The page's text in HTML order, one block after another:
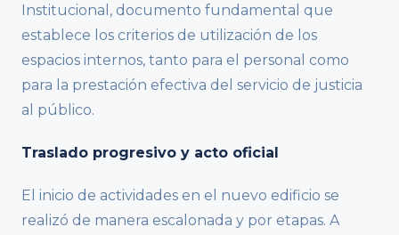
Institucional, documento fundamental que
establece los criterios de utilización de los
espacios internos, tanto para el personal como
para la prestación efectiva del servicio de justicia
al público.
Traslado progresivo y acto oficial
El inicio de actividades en el nuevo edificio se
realizó de manera escalonada y por etapas. A